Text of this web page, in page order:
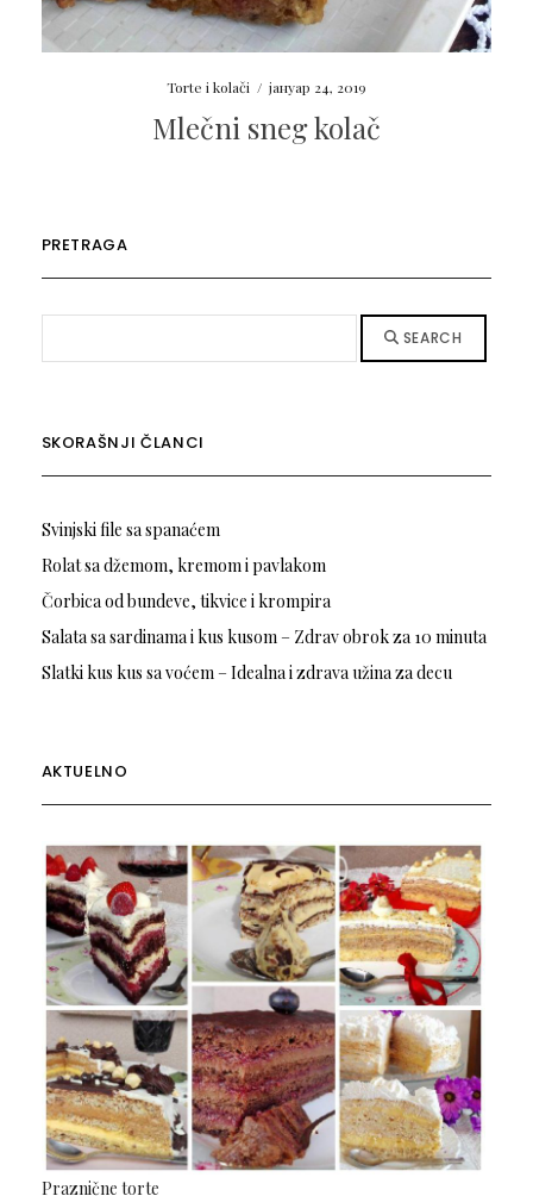
Torte i kolači / јануар 24, 2019
Mlečni sneg kolač
PRETRAGA
SEARCH
SKORAŠNJI ČLANCI
Svinjski file sa spanaćem
Rolat sa džemom, kremom i pavlakom
Čorbica od bundeve, tikvice i krompira
Salata sa sardinama i kus kusom – Zdrav obrok za 10 minuta
Slatki kus kus sa voćem – Idealna i zdrava užina za decu
AKTUELNO
Praznične torte